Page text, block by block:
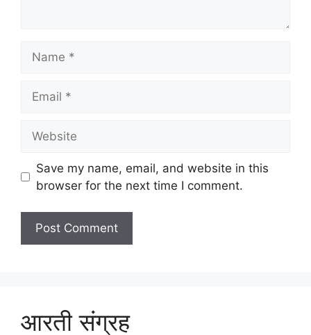
Save my name, email, and website in this
browser for the next time I comment.
आरती संग्रह